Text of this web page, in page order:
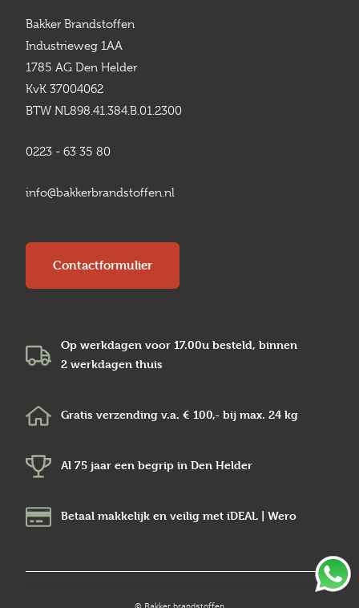
Bakker Brandstoffen
Industrieweg 1AA
1785 AG Den Helder
KvK 37004062
BTW NL898.41.384.B.01.2300
0223 - 63 35 80
info@bakkerbrandstoffen.nl
Contactformulier
Op werkdagen voor 17.00u besteld, binnen
2 werkdagen thuis
Gratis verzending v.a. € 100,- bij max. 24 kg
Al 75 jaar een begrip in Den Helder
Betaal makkelijk en veilig met iDEAL | Wero